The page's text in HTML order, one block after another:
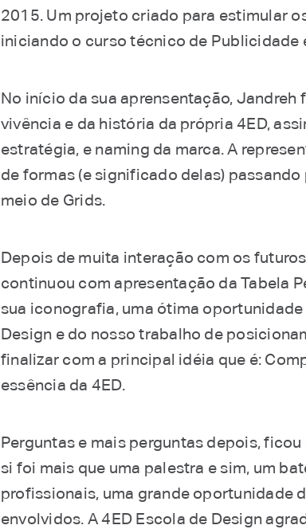
2015. Um projeto criado para estimular
iniciando o curso técnico de Publicidade
No início da sua aprensentação, Jandreh
vivência e da história da própria 4ED,
estratégia, e naming da marca. A
de formas (e significado delas)
meio de Grids.
Depois de muita interação com os
continuou com apresentação da Tabela
sua iconografia, uma ótima
Design e do nosso trabalho de
finalizar com a principal idéia que é:
essência da 4ED.
Perguntas e mais perguntas depois,
si foi mais que uma palestra e sim, um
profissionais, uma grande oportunidade
envolvidos. A 4ED Escola de Design